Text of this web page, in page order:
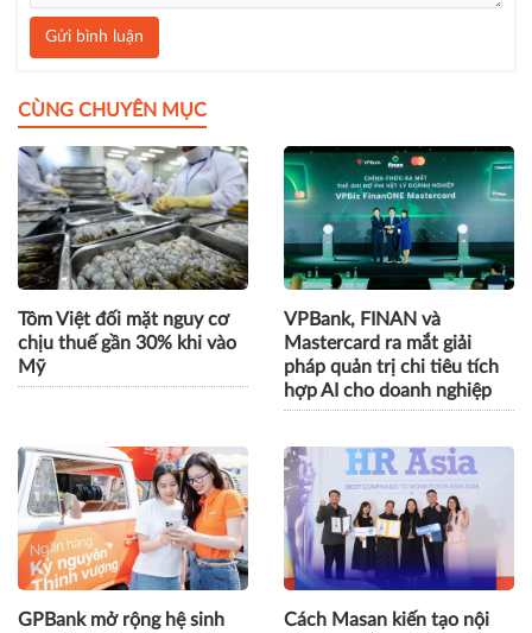
Gửi bình luận
CÙNG CHUYÊN MỤC
Tôm Việt đối mặt nguy cơ
chịu thuế gần 30% khi vào
Mỹ
VPBank, FINAN và
Mastercard ra mắt giải
pháp quản trị chi tiêu tích
hợp AI cho doanh nghiệp